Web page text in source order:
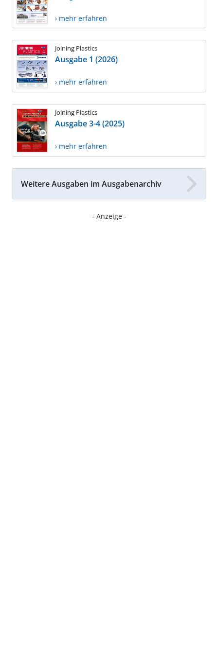
› mehr erfahren
Joining Plastics
Ausgabe 1 (2026)
› mehr erfahren
Joining Plastics
Ausgabe 3-4 (2025)
› mehr erfahren
Weitere Ausgaben im Ausgabenarchiv
- Anzeige -